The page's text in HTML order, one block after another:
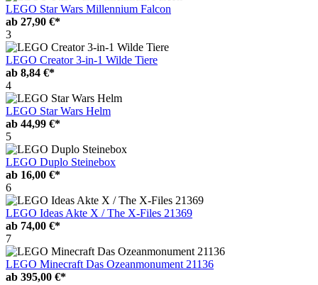
LEGO Star Wars Millennium Falcon
ab 27,90 €*
3
LEGO Creator 3-in-1 Wilde Tiere
ab 8,84 €*
4
LEGO Star Wars Helm
ab 44,99 €*
5
LEGO Duplo Steinebox
ab 16,00 €*
6
LEGO Ideas Akte X / The X-Files 21369
ab 74,00 €*
7
LEGO Minecraft Das Ozeanmonument 21136
ab 395,00 €*